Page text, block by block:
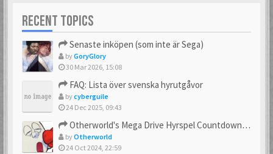
RECENT TOPICS
Senaste inköpen (som inte är Sega)
byGoryGlory
30 Mar 2026, 15:08
FAQ: Lista över svenska hyrutgåvor
bycyberguile
24 Dec 2025, 09:43
Otherworld's Mega Drive Hyrspel Countdown Tråd!
byOtherworld
24 Oct 2024, 22:59